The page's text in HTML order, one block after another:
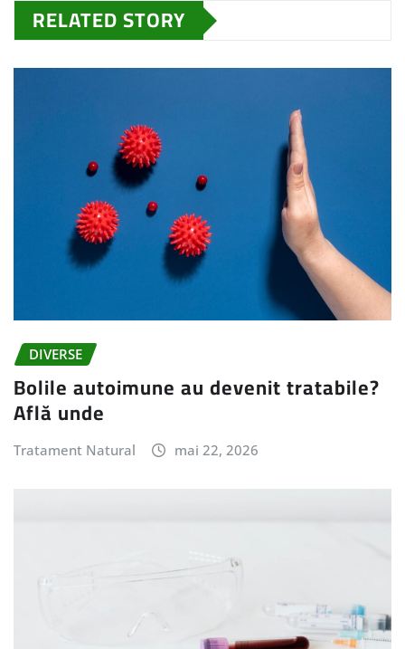
RELATED STORY
DIVERSE
Bolile autoimune au devenit tratabile?
Află unde
Tratament Natural mai 22, 2026